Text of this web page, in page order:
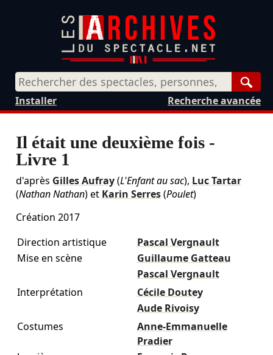
Recherche avancée
Installer
Il était une deuxième fois -
Livre 1
d'après Gilles Aufray(L'Enfant au sac), Luc Tartar
(Nathan Nathan) et Karin Serres(Poulet)
Création 2017
Direction artistique
Pascal Vergnault
Mise en scène
Guillaume Gatteau
Pascal Vergnault
Interprétation
Cécile Doutey
Aude Rivoisy
Costumes
Anne-Emmanuelle
Pradier